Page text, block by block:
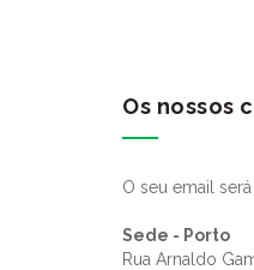
Os nossos
O seu email
Sede - Porto
Rua Arnaldo